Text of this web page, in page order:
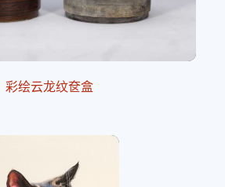
彩绘云龙纹奁盒